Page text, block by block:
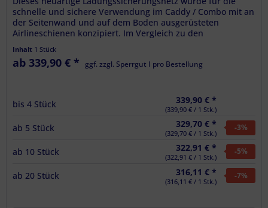
schnelle und sichere Verwendung im Caddy / Combo mit an
der Seitenwand und auf dem Boden ausgerüsteten
Airlineschienen konzipiert. Im Vergleich zu den
Inhalt 1 Stück
ab 339,90 € * ggf. zzgl. Sperrgut I pro Bestellung
bis 4 Stück 339,90 € *
(339,90 € / 1 Stk.)
ab 5 Stück 329,70 € *
(329,70 € / 1 Stk.)
-3%
ab 10 Stück 322,91 € *
(322,91 € / 1 Stk.)
-5%
ab 20 Stück 316,11 € *
(316,11 € / 1 Stk.)
-7%